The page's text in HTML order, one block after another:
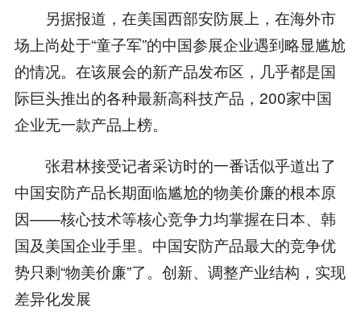
另据报道，在美国西部安防展上，在海外市
场上尚处于“童子军”的中国参展企业遇到略显尴尬
的情况。在该展会的新产品发布区，几乎都是国
际巨头推出的各种最新高科技产品，200家中国
企业无一款产品上榜。
张君林接受记者采访时的一番话似乎道出了
中国安防产品长期面临尴尬的物美价廉的根本原
因——核心技术等核心竞争力均掌握在日本、韩
国及美国企业手里。中国安防产品最大的竞争优
势只剩“物美价廉”了。创新、调整产业结构，实现
差异化发展